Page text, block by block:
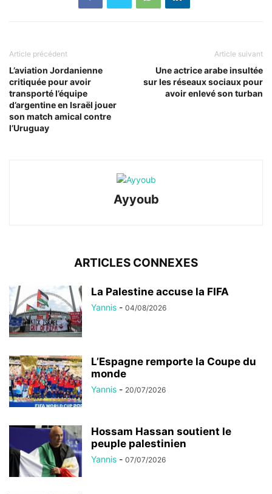
Article précédent
L’aviation Jordanienne
critiquée pour avoir
transporté l’équipe
d’argentine en Israël jouer
son match amical contre
l’Uruguay
Article suivant
Une actrice arabe insultée
sur les réseaux sociaux pour
avoir enlevé son turban
Ayyoub
ARTICLES CONNEXES
La Palestine accuse la FIFA
Yannis - 04/08/2026
L’Espagne remporte la Coupe du
monde
Yannis - 20/07/2026
Hossam Hassan soutient le
peuple palestinien
Yannis - 07/07/2026